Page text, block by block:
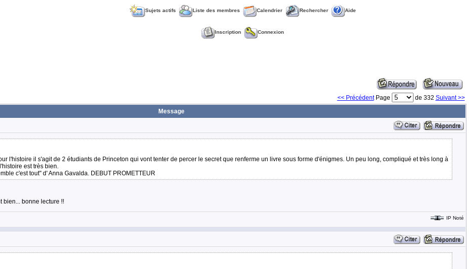
Sujets actifs Liste des membres Calendrier Rechercher Aide
Inscription Connexion
<< PrécédentPage de 332 Suivant >>
Message
l'histoire il s'agit de 2 étudiants de Princeton qui vont tenter de percer le secret que renferme un livre sous forme d'énigmes. Un peu long, compliqué et très long à
est très bien.
c'est tout" d' Anna Gavalda. DEBUT PROMETTEUR
bien... bonne lecture !!
IP Noté